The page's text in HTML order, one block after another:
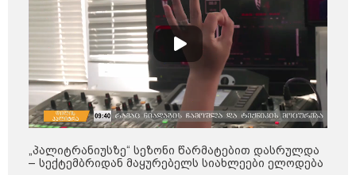
გათიშვასთან დაკავშირებით?
19:32 / 08-08-2026
"სიმბოლურია, რომ კობახიძის
მოღალატეობრივი განცხადება
საქართველოს
თავისუფლებისთვის შეწირული
გმირების მემორიალზე
გაკეთდა" - "ნაციონალური
მოძრაობა"
19:03 / 08-08-2026
„პალიტრანიუსზე“ სეზონი წარმატებით დასრულდა
– სექტემბრიდან მაყურებელს სიახლეები ელოდება